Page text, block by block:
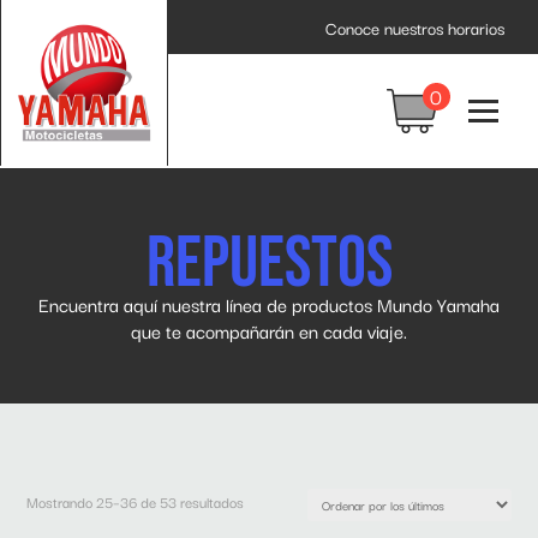
Conoce nuestros horarios
0
Repuestos
Encuentra aquí nuestra línea de productos Mundo Yamaha
que te acompañarán en cada viaje.
Mostrando 25–36 de 53 resultados